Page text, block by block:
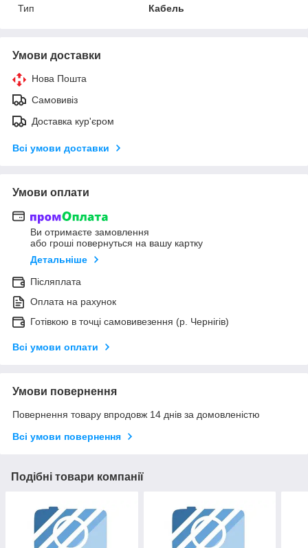
Тип
Кабель
Умови доставки
Нова Пошта
Самовивіз
Доставка кур'єром
Всі умови доставки
Умови оплати
Ви отримаєте замовлення
або гроші повернуться на вашу картку
Детальніше
Післяплата
Оплата на рахунок
Готівкою в точці самовивезення (р. Чернігів)
Всі умови оплати
Умови повернення
Повернення товару впродовж 14 днів за домовленістю
Всі умови повернення
Подібні товари компанії